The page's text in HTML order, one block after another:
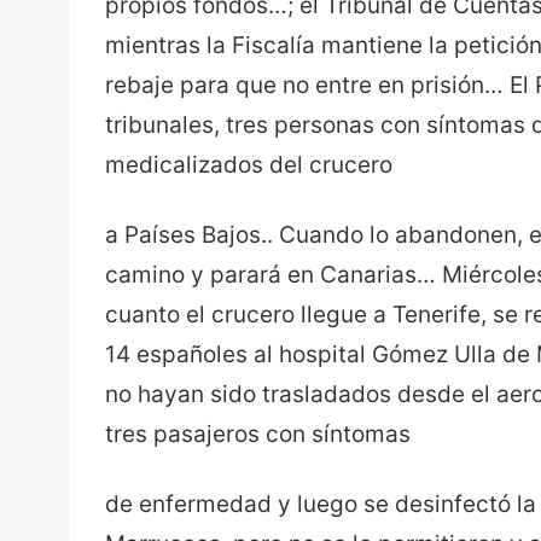
mientras la Fiscalía mantiene la
rebaje para que no entre en prisión… El
tribunales, tres personas con síntomas
medicalizados del crucero
a Países Bajos.. Cuando lo
camino y parará en Canarias…
cuanto el crucero llegue a Tenerife, se
14 españoles al hospital Gómez Ulla
no hayan sido trasladados desde el
tres pasajeros con síntomas
de enfermedad y luego se desinfectó